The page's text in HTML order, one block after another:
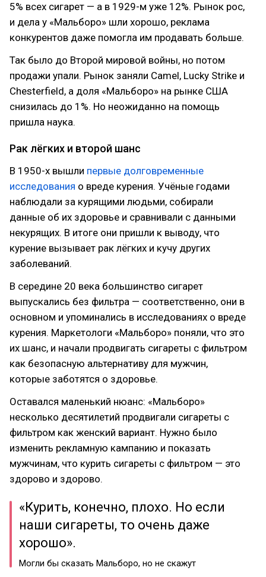
5% всех сигарет — а в 1929-м уже 12%. Рынок рос,
и дела у «Мальборо» шли хорошо, реклама
конкурентов даже помогла им продавать больше.
Так было до Второй мировой войны, но потом
продажи упали. Рынок заняли Camel, Lucky Strike и
Chesterfield, а доля «Мальборо» на рынке США
снизилась до 1%. Но неожиданно на помощь
пришла наука.
Рак лёгких и второй шанс
В 1950-х вышли первые долговременные
исследования о вреде курения. Учёные годами
наблюдали за курящими людьми, собирали
данные об их здоровье и сравнивали с данными
некурящих. В итоге они пришли к выводу, что
курение вызывает рак лёгких и кучу других
заболеваний.
В середине 20 века большинство сигарет
выпускались без фильтра — соответственно, они в
основном и упоминались в исследованиях о вреде
курения. Маркетологи «Мальборо» поняли, что это
их шанс, и начали продвигать сигареты с фильтром
как безопасную альтернативу для мужчин,
которые заботятся о здоровье.
Оставался маленький нюанс: «Мальборо»
несколько десятилетий продвигали сигареты с
фильтром как женский вариант. Нужно было
изменить рекламную кампанию и показать
мужчинам, что курить сигареты с фильтром — это
здорово и здорово.
«Курить, конечно, плохо. Но если
наши сигареты, то очень даже
хорошо».
Могли бы сказать Мальборо, но не скажут